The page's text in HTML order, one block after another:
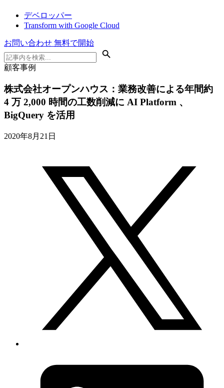
デベロッパー
Transform with Google Cloud
お問い合わせ 無料で開始
顧客事例
株式会社オープンハウス：業務改善による年間約
4 万 2,000 時間の工数削減に AI Platform 、
BigQuery を活用
2020年8月21日